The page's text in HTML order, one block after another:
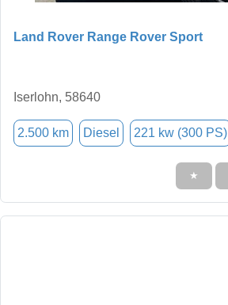
Land Rover Range Rover Sport
Iserlohn, 58640
2.500 km Diesel 221 kw (300 PS)
★